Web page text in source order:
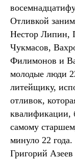
Отливкой
Нестор Липин,
Чукмасов,
Филимонов и
молодые люди
литейщику,
отливок,
квалификации,
самому
минуло 22
Григорий